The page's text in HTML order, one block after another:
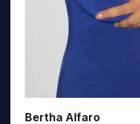
Bertha Alfaro